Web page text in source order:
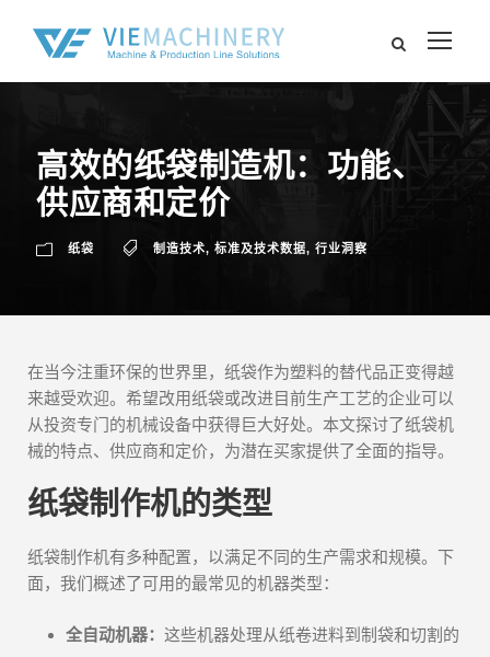
高效的纸袋制造机：功能、
供应商和定价
纸袋 制造技术, 标准及技术数据, 行业洞察
在当今注重环保的世界里，纸袋作为塑料的替代品正变得越
来越受欢迎。希望改用纸袋或改进目前生产工艺的企业可以
从投资专门的机械设备中获得巨大好处。本文探讨了纸袋机
械的特点、供应商和定价，为潜在买家提供了全面的指导。
纸袋制作机的类型
纸袋制作机有多种配置，以满足不同的生产需求和规模。下
面，我们概述了可用的最常见的机器类型：
全自动机器： 这些机器处理从纸卷进料到制袋和切割的